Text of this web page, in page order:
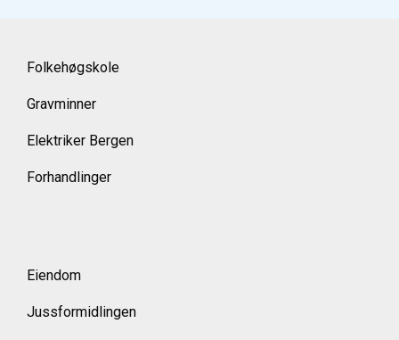
Folkehøgskole
Gravminner
Elektriker Bergen
Forhandlinger
Eiendom
Jussformidlingen